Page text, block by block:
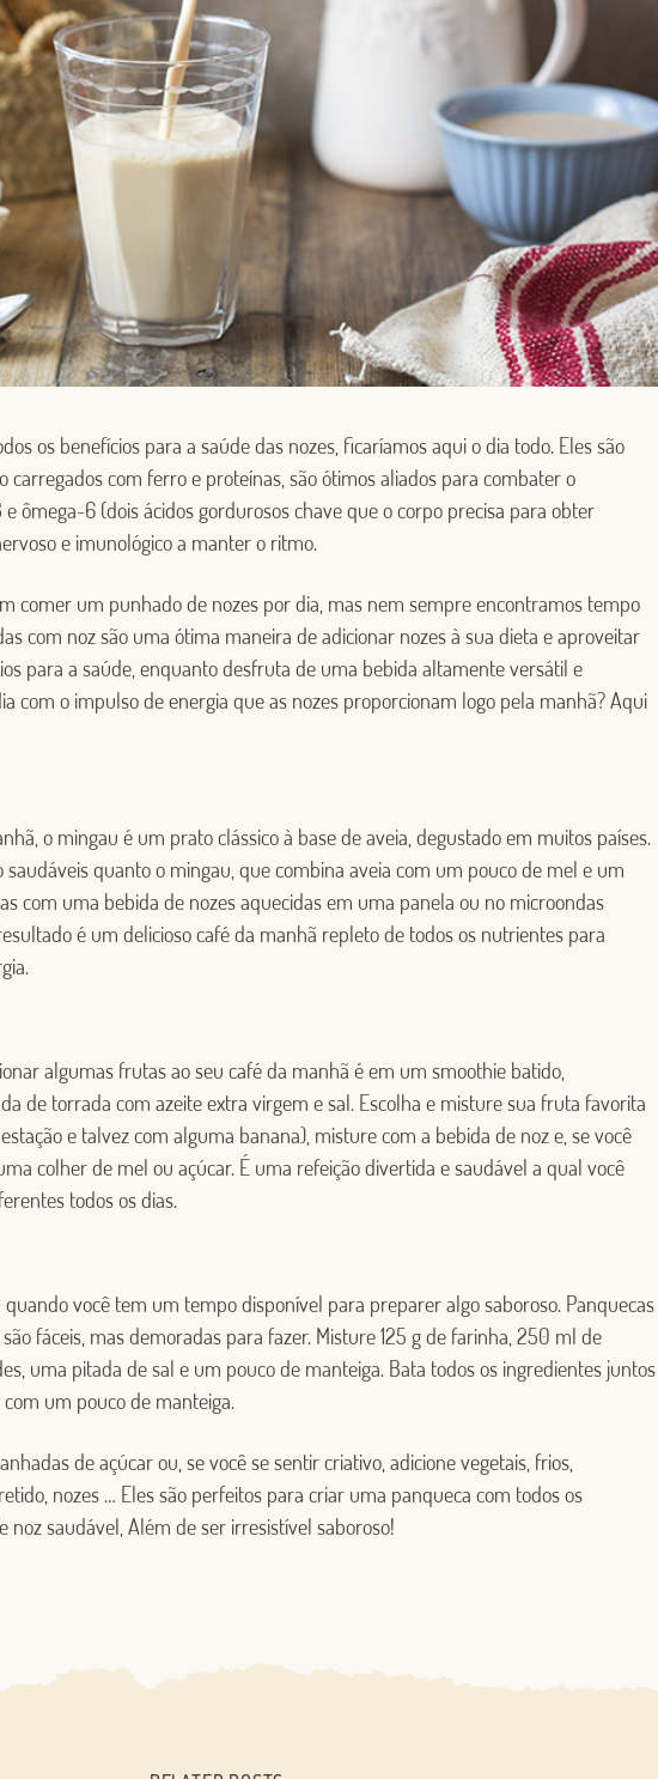
os benefícios para a saúde das nozes, ficaríamos aqui o dia todo. Eles são
carregados com ferro e proteínas, são ótimos aliados para combater o
ômega-6 (dois ácidos gordurosos chave que o corpo precisa para obter
e imunológico a manter o ritmo.
comer um punhado de nozes por dia, mas nem sempre encontramos tempo
com noz são uma ótima maneira de adicionar nozes à sua dieta e aproveitar
para a saúde, enquanto desfruta de uma bebida altamente versátil e
com o impulso de energia que as nozes proporcionam logo pela manhã? Aqui
o mingau é um prato clássico à base de aveia, degustado em muitos países.
saudáveis ​​quanto o mingau, que combina aveia com um pouco de mel e um
com uma bebida de nozes aquecidas em uma panela ou no microondas
é um delicioso café da manhã repleto de todos os nutrientes para
algumas frutas ao seu café da manhã é em um smoothie batido,
de torrada com azeite extra virgem e sal. Escolha e misture sua fruta favorita
e talvez com alguma banana), misture com a bebida de noz e, se você
colher de mel ou açúcar. É uma refeição divertida e saudável a qual você
todos os dias.
você tem um tempo disponível para preparer algo saboroso. Panquecas
fáceis, mas demoradas para fazer. Misture 125 g de farinha, 250 ml de
uma pitada de sal e um pouco de manteiga. Bata todos os ingredientes juntos
um pouco de manteiga.
de açúcar ou, se você se sentir criativo, adicione vegetais, frios,
nozes … Eles são perfeitos para criar uma panqueca com todos os
noz saudável, Além de ser irresistível saboroso!
OR WITH YOUR EMAIL ADDRESS